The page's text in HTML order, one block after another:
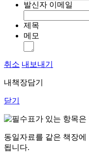
발신자 이메일
제목
메모
취소 내보내기
내책장담기
닫기
표가 있는 항목
동일자료를 같은 책장
됩니다.